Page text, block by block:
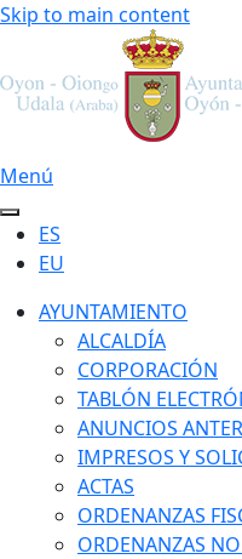
Skip to main content
Menú
ES
EU
AYUNTAMIENTO
ALCALDÍA
CORPORACIÓN
TABLÓN
ANUNCIOS
IMPRESOS Y
ACTAS
ORDENANZAS
ORDENANZAS NO